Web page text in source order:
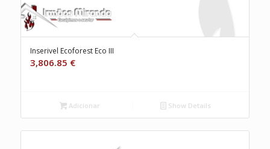
Inserivel Ecoforest Eco III
3,806.85 €
Adicionar Show Details